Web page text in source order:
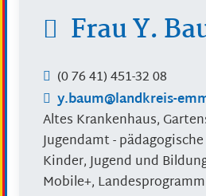
FrauY.
(07641) 451-3208
y.baum@landkreis-
Altes Krankenhaus,
Jugendamt -
Kinder, Jugend und
Mobile+, Landesprogramm